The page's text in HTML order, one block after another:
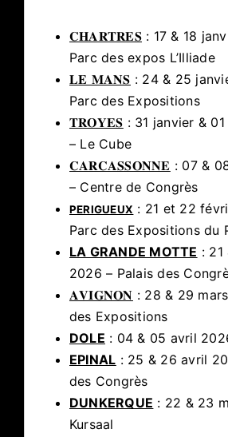
𝐂𝐇𝐀𝐑𝐓𝐑𝐄𝐒: 17 & 18
Parc des expos L’Illiade
𝐋𝐄 𝐌𝐀𝐍𝐒 : 24 & 25
Parc des Expositions
𝐓𝐑𝐎𝐘𝐄𝐒 : 31 janvier &
– Le Cube
𝐂𝐀𝐑𝐂𝐀𝐒𝐒𝐎𝐍𝐍𝐄 : 07 &
– Centre de Congrès
PERIGUEUX : 21 et 22
Parc des Expositions du
LA GRANDE MOTTE : 21
2026 – Palais des
𝐀𝐕𝐈𝐆𝐍𝐎𝐍 : 28 & 29
des Expositions
DOLE : 04 & 05 avril
EPINAL : 25 & 26 avril
des Congrès
DUNKERQUE : 22 & 23
Kursaal